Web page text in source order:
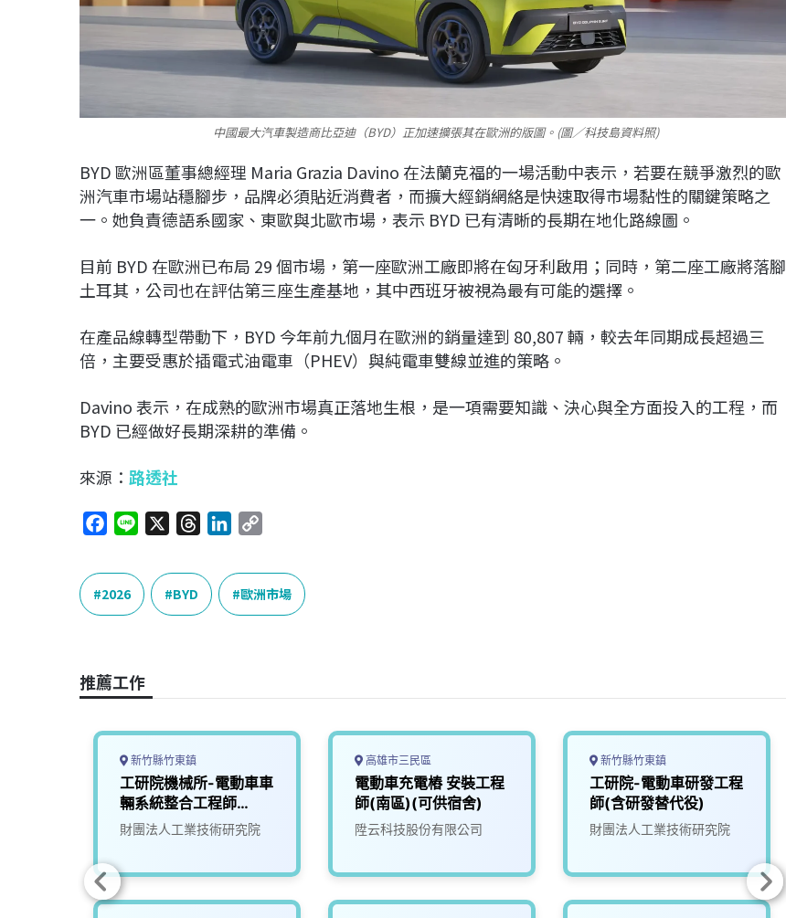
中國最大汽車製造商比亞迪（BYD）正加速擴張其在歐洲的版圖。(圖／科技島資料照)
BYD歐洲區董事總經理 Maria Grazia Davino 在法蘭克福的一場活動中表示，若要在競爭激烈的歐
洲汽車市場站穩腳步，品牌必須貼近消費者，而擴大經銷網絡是快速取得市場黏性的關鍵策略之
一。她負責德語系國家、東歐與北歐市場，表示 BYD 已有清晰的長期在地化路線圖。
目前 BYD 在歐洲已布局 29個市場，第一座歐洲工廠即將在匈牙利啟用；同時，第二座工廠將落腳
土耳其，公司也在評估第三座生產基地，其中西班牙被視為最有可能的選擇。
在產品線轉型帶動下， BYD 今年前九個月在歐洲的銷量達到 80,807輛，較去年同期成長超過三
倍，主要受惠於插電式油電車（PHEV）與純電車雙線並進的策略。
Davino表示，在成熟的歐洲市場真正落地生根，是一項需要知識、決心與全方面投入的工程，而
BYD 已經做好長期深耕的準備。
來源： 路透社
c
e
b
k
e
r
a
n
k
e
p
y
L
2026 BYD 歐洲市場
推薦工作
新竹縣竹東鎮
工研院機械所-電動車車
輛系統整合工程師
(D400)
財團法人工業技術研究院
高雄市三民區
電動車充電樁 安裝工程
師(南區)(可供宿舍)
陞云科技股份有限公司
新竹縣竹東鎮
工研院-電動車研發工程
師(含研發替代役)
財團法人工業技術研究院